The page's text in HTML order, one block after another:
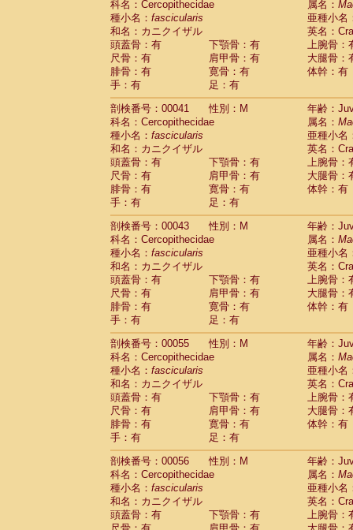
PitheciidaeCallicebus cupreus(0)
Pitheciidae Callicebus donacophilus(0)
Pitheciidae Callicebus moloch(0)
Pitheciidae Callicebus torquatus(0)
Pitheciidae Callicebus
Pitheciidae Chiropotes satanas
Pitheciidae Pithecia monachus
Pitheciidae Pithecia pithecia (0)
Cercopithecidae Cercocebus agilis (0)
Cercopithecidae
Cercocebus
Cercopithecidae
Cercocebus
CercopithecidaeCercocebus
CercopithecidaeCercocebus
CercopithecidaeCercocebus hybrid(0)
CercopithecidaeCercocebus
CercopithecidaeLophocebus
Cercopithecidae
(0)
Cercopithecidae Papio cynocephalus
Cercopithecidae Papio hamadryas(0)
CercopithecidaePapio papio
CercopithecidaePapio
CercopithecidaeMandrillus
CercopithecidaeMandrillus sphinx
CercopithecidaeTheropithecus
CercopithecidaeMacaca arctoides(1)
Cercopithecidae Macaca assamensis
Cercopithecidae
Macaca
CercopithecidaeMacaca cyclopis (6)
CercopithecidaeMacaca fascicularis
CercopithecidaeMacaca fuscaca
CercopithecidaeMacaca fuscata
CercopithecidaeMacaca fuscata
CercopithecidaeMacaca maura(1)
Cercopithecidae Macaca mulatta(45)
Cercopithecidae Macaca nemestrina(3)
Cercopithecidae Macaca nigra(1)
CercopithecidaeMacaca radiata(7)
科名：Cercopithecidae
属名：
種小名： fascicularis
亜種小名
和名：カニクイザル
英名：
頭蓋骨：有
下顎骨：有
上腕骨：
尺骨：有
肩甲骨：有
大腿骨：
腓骨：有
寛骨：有
体幹：有
手：有
足：有
剖検番号：00041
性別：M
年齢：
科名：Cercopithecidae
属名：
種小名： fascicularis
亜種小名
和名：カニクイザル
英名：
頭蓋骨：有
下顎骨：有
上腕骨：
尺骨：有
肩甲骨：有
大腿骨：
腓骨：有
寛骨：有
体幹：有
手：有
足：有
剖検番号：00043
性別：M
年齢：
科名：Cercopithecidae
属名：
種小名： fascicularis
亜種小名
和名：カニクイザル
英名：
頭蓋骨：有
下顎骨：有
上腕骨：
尺骨：有
肩甲骨：有
大腿骨：
腓骨：有
寛骨：有
体幹：有
手：有
足：有
剖検番号：00055
性別：M
年齢：
科名：Cercopithecidae
属名：
種小名： fascicularis
亜種小名
和名：カニクイザル
英名：
頭蓋骨：有
下顎骨：有
上腕骨：
尺骨：有
肩甲骨：有
大腿骨：
腓骨：有
寛骨：有
体幹：有
手：有
足：有
剖検番号：00056
性別：M
年齢：
科名：Cercopithecidae
属名：
種小名： fascicularis
亜種小名
和名：カニクイザル
英名：
頭蓋骨：有
下顎骨：有
上腕骨：